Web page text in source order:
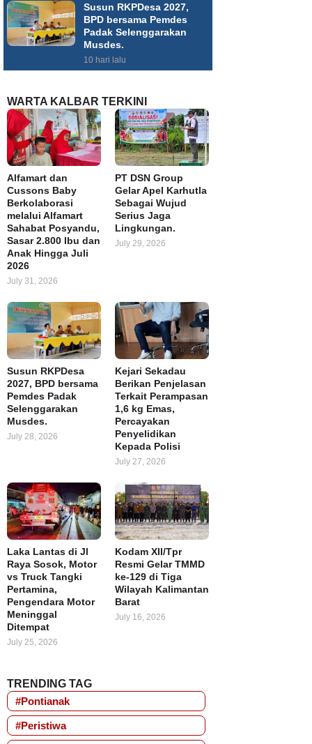
Susun RKPDesa 2027,
BPD bersama Pemdes
Padak Selenggarakan
Musdes.
10 hari lalu
WARTA KALBAR TERKINI
Alfamart dan
Cussons Baby
Berkolaborasi
melalui Alfamart
Sahabat Posyandu,
Sasar 2.800 Ibu dan
Anak Hingga Juli
2026
July 31, 2026
PT DSN Group
Gelar Apel Karhutla
Sebagai Wujud
Serius Jaga
Lingkungan.
July 29, 2026
Susun RKPDesa
2027, BPD bersama
Pemdes Padak
Selenggarakan
Musdes.
July 28, 2026
Kejari Sekadau
Berikan Penjelasan
Terkait Perampasan
1,6 kg Emas,
Percayakan
Penyelidikan
Kepada Polisi
July 27, 2026
Laka Lantas di Jl
Raya Sosok, Motor
vs Truck Tangki
Pertamina,
Pengendara Motor
Meninggal
Ditempat
July 25, 2026
Kodam XII/Tpr
Resmi Gelar TMMD
ke-129 di Tiga
Wilayah Kalimantan
Barat
July 16, 2026
TRENDING TAG
#Pontianak
#Peristiwa